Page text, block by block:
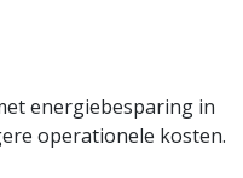
energiebesparing in
operationele kosten.